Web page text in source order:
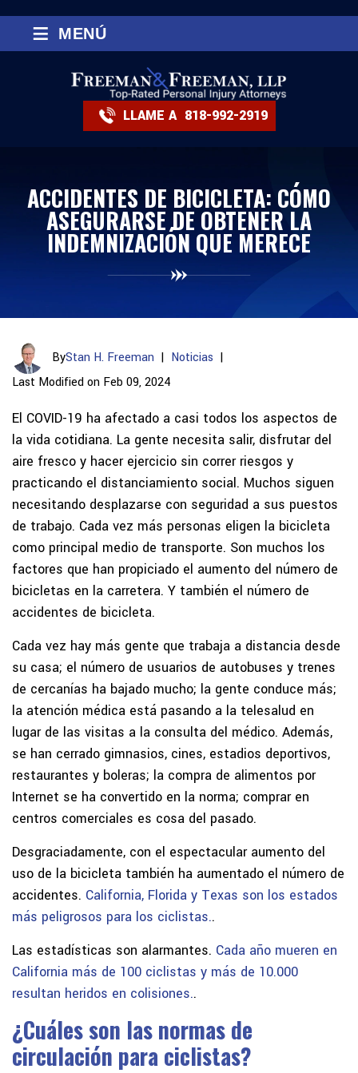
LLAME A 818-992-2919
≡ MENÚ
ACCIDENTES DE BICICLETA: CÓMO
ASEGURARSE DE OBTENER LA
INDEMNIZACIÓN QUE MERECE
ByStan H. Freeman | Noticias |
Last Modified on Feb 09, 2024
El COVID-19 ha afectado a casi todos los aspectos de
la vida cotidiana. La gente necesita salir, disfrutar del
aire fresco y hacer ejercicio sin correr riesgos y
practicando el distanciamiento social. Muchos siguen
necesitando desplazarse con seguridad a sus puestos
de trabajo. Cada vez más personas eligen la bicicleta
como principal medio de transporte. Son muchos los
factores que han propiciado el aumento del número de
bicicletas en la carretera. Y también el número de
accidentes de bicicleta.
Cada vez hay más gente que trabaja a distancia desde
su casa; el número de usuarios de autobuses y trenes
de cercanías ha bajado mucho; la gente conduce más;
la atención médica está pasando a la telesalud en
lugar de las visitas a la consulta del médico. Además,
se han cerrado gimnasios, cines, estadios deportivos,
restaurantes y boleras; la compra de alimentos por
Internet se ha convertido en la norma; comprar en
centros comerciales es cosa del pasado.
Desgraciadamente, con el espectacular aumento del
uso de la bicicleta también ha aumentado el número de
accidentes. California, Florida y Texas son los estados
más peligrosos para los ciclistas..
Las estadísticas son alarmantes. Cada año mueren en
California más de 100 ciclistas y más de 10.000
resultan heridos en colisiones..
¿Cuáles son las normas de
circulación para ciclistas?